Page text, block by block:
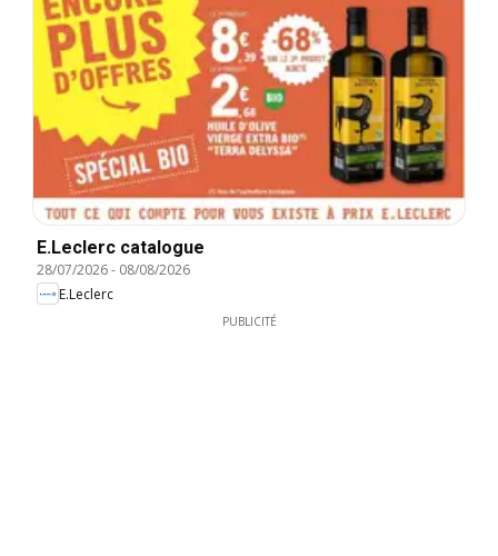
E.Leclerc catalogue
28/07/2026- 08/08/2026
E.Leclerc
PUBLICITÉ